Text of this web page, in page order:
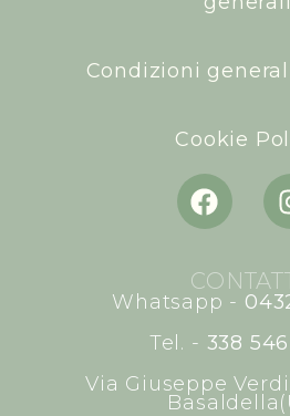
Condizioni
Cookie
Whatsapp -
Tel. - 338
Via Giuseppe